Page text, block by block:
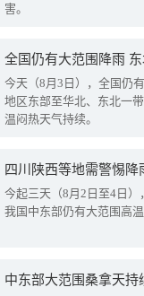
害。
全国仍有大范围降雨
今天（8月3日），全国仍
地区东部至华北、东北一
温闷热天气持续。
今起三天（8月2日至4日
我国中东部仍有大范围高
中东部大范围桑拿天